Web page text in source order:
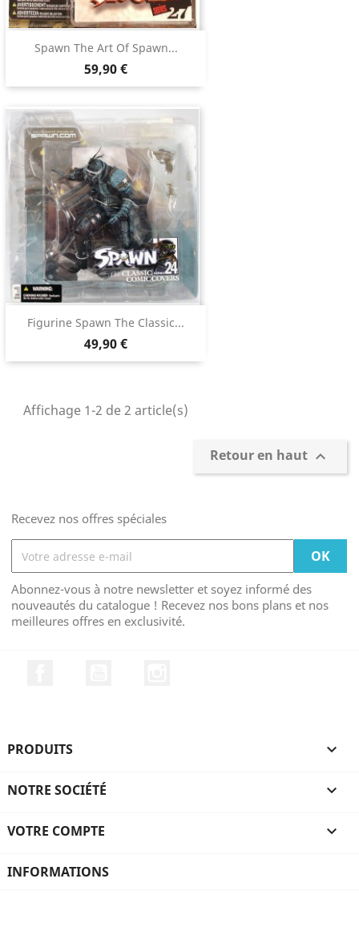
Spawn The Art Of Spawn...
59,90 €
Figurine Spawn The Classic...
49,90 €
Affichage 1-2 de 2 article(s)
Retour en haut 
Recevez nos offres spéciales
Abonnez-vous à notre newsletter et soyez informé des
nouveautés du catalogue ! Recevez nos bons plans et nos
meilleures offres en exclusivité.
PRODUITS 
NOTRE SOCIÉTÉ 
VOTRE COMPTE 
INFORMATIONS